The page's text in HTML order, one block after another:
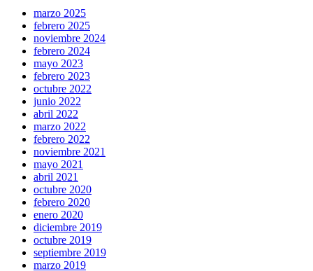
marzo 2025
febrero 2025
noviembre 2024
febrero 2024
mayo 2023
febrero 2023
octubre 2022
junio 2022
abril 2022
marzo 2022
febrero 2022
noviembre 2021
mayo 2021
abril 2021
octubre 2020
febrero 2020
enero 2020
diciembre 2019
octubre 2019
septiembre 2019
marzo 2019